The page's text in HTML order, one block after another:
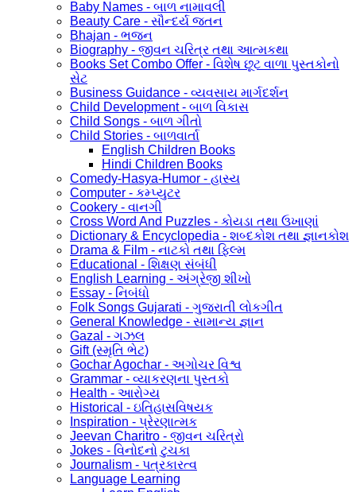
Baby Names - બાળ નામાવલી
Beauty Care - સૌન્દર્ય જતન
Bhajan - ભજન
Biography - જીવન ચરિત્ર તથા આત્મકથા
Books Set Combo Offer - વિશેષ છૂટ વાળા પુસ્તકોનો
સેટ
Business Guidance - વ્યવસાય માર્ગદર્શન
Child Development - બાળ વિકાસ
Child Songs - બાળ ગીતો
Child Stories - બાળવાર્તા
English Children Books
Hindi Children Books
Comedy-Hasya-Humor - હાસ્ય
Computer - કમ્પ્યુટર
Cookery - વાનગી
Cross Word And Puzzles - કોયડા તથા ઉખાણાં
Dictionary & Encyclopedia - શબ્દકોશ તથા જ્ઞાનકોશ
Drama & Film - નાટકો તથા ફિલ્મ
Educational - શિક્ષણ સંબંધી
English Learning - અંગ્રેજી શીખો
Essay - નિબંધો
Folk Songs Gujarati - ગુજરાતી લોકગીત
General Knowledge - સામાન્ય જ્ઞાન
Gazal - ગઝલ
Gift (સ્મૃતિ ભેટ)
Gochar Agochar - અગોચર વિશ્વ
Grammar - વ્યાકરણના પુસ્તકો
Health - આરોગ્ય
Historical - ઇતિહાસવિષયક
Inspiration - પ્રેરણાત્મક
Jeevan Charitro - જીવન ચરિત્રો
Jokes - વિનોદનો ટુચકા
Journalism - પત્રકારત્વ
Language Learning